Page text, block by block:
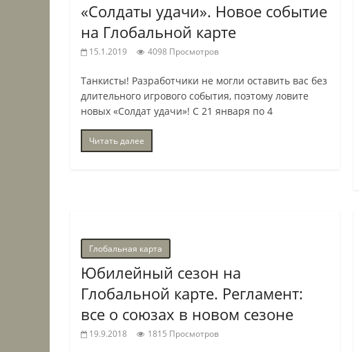
«Солдаты удачи». Новое событие
на Глобальной карте
15.1.2019 4098 Просмотров
Танкисты! Разработчики не могли оставить вас без
длительного игрового события, поэтому ловите
новых «Солдат удачи»! С 21 января по 4
Читать далее
Глобальная карта
Юбилейный сезон на
Глобальной карте. Регламент:
все о союзах в новом сезоне
19.9.2018 1815 Просмотров